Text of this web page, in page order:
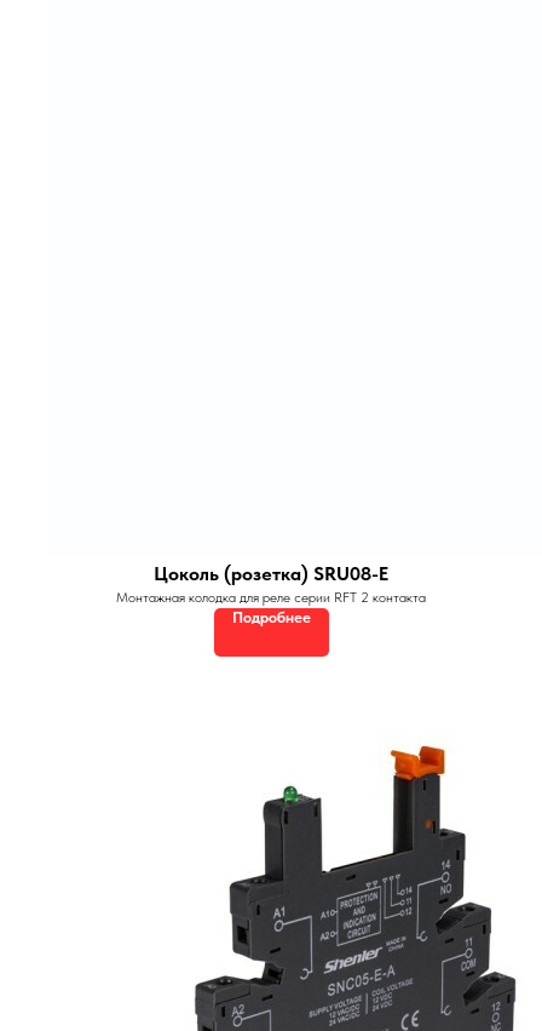
Цоколь (розетка) SRU08-E
Монтажная колодка для реле серии RFT 2 контакта
Подробнее